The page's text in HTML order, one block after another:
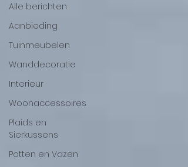
Alle berichten
Aanbieding
Tuinmeubelen
Wanddecoratie
Interieur
Woonaccessoires
Plaids en
Sierkussens
Potten en Vazen